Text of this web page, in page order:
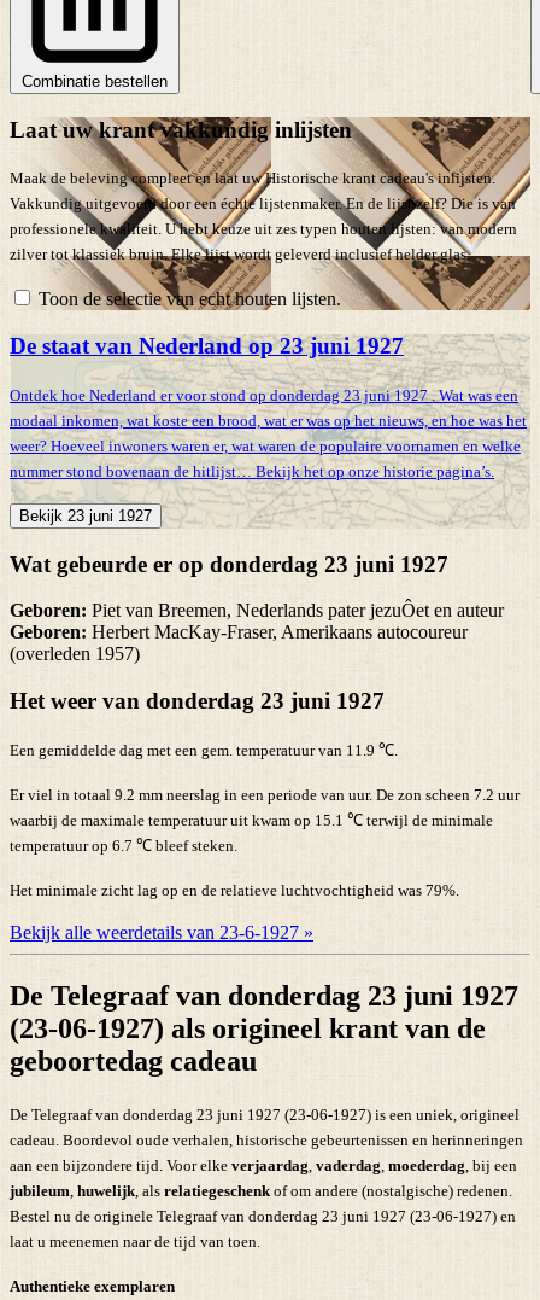
Combinatie bestellen
Laat uw krant vakkundig inlijsten
Maak de beleving compleet en laat uw Historische krant cadeau's inlijsten.
Vakkundig uitgevoerd door een échte lijstenmaker. En de lijst zelf? Die is van
professionele kwaliteit. U hebt keuze uit zes typen houten lijsten: van modern
zilver tot klassiek bruin. Elke lijst wordt geleverd inclusief helder glas.
Toon de selectie van echt houten lijsten.
De staat van Nederland op 23 juni 1927
Ontdek hoe Nederland er voor stond op donderdag 23 juni 1927 . Wat was een
modaal inkomen, wat koste een brood, wat er was op het nieuws, en hoe was het
weer? Hoeveel inwoners waren er, wat waren de populaire voornamen en welke
nummer stond bovenaan de hitlijst… Bekijk het op onze historie pagina’s.
Bekijk 23 juni 1927
Wat gebeurde er op donderdag 23 juni 1927
Geboren: Piet van Breemen, Nederlands pater jezuÔet en auteur
Geboren: Herbert MacKay-Fraser, Amerikaans autocoureur
(overleden 1957)
Het weer van donderdag 23 juni 1927
Een gemiddelde dag met een gem. temperatuur van 11.9 ℃.
Er viel in totaal 9.2 mm neerslag in een periode van uur. De zon scheen 7.2 uur
waarbij de maximale temperatuur uit kwam op 15.1 ℃ terwijl de minimale
temperatuur op 6.7 ℃ bleef steken.
Het minimale zicht lag op en de relatieve luchtvochtigheid was 79%.
Bekijk alle weerdetails van 23-6-1927 »
De Telegraaf van donderdag 23 juni 1927
(23-06-1927) als origineel krant van de
geboortedag cadeau
De Telegraaf van donderdag 23 juni 1927 (23-06-1927) is een uniek, origineel
cadeau. Boordevol oude verhalen, historische gebeurtenissen en herinneringen
aan een bijzondere tijd. Voor elke verjaardag vaderdag moederdag , bij een
jubileum huwelijk , als relatiegeschenk of om andere (nostalgische) redenen.
Bestel nu de originele Telegraaf van donderdag 23 juni 1927 (23-06-1927) en
laat u meenemen naar de tijd van toen.
Authentieke exemplaren